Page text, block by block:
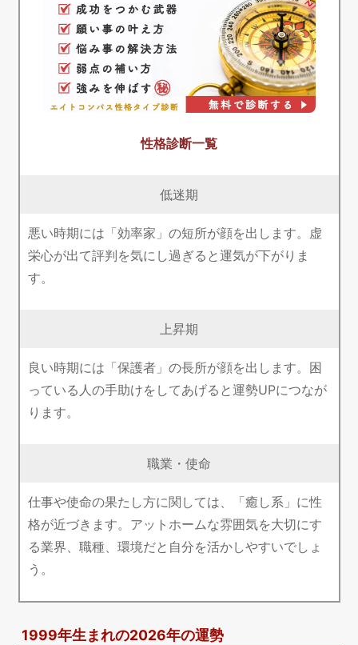
性格診断一覧
低迷期
悪い時期には「効率家」の短所が顔を出します。虚
栄心が出て評判を気にし過ぎると運気が下がりま
す。
上昇期
良い時期には「保護者」の長所が顔を出します。困
っている人の手助けをしてあげると運勢UPにつなが
ります。
職業・使命
仕事や使命の果たし方に関しては、「癒し系」に性
格が近づきます。アットホームな雰囲気を大切にす
る業界、職種、環境だと自分を活かしやすいでしょ
う。
1999年生まれの2026年の運勢